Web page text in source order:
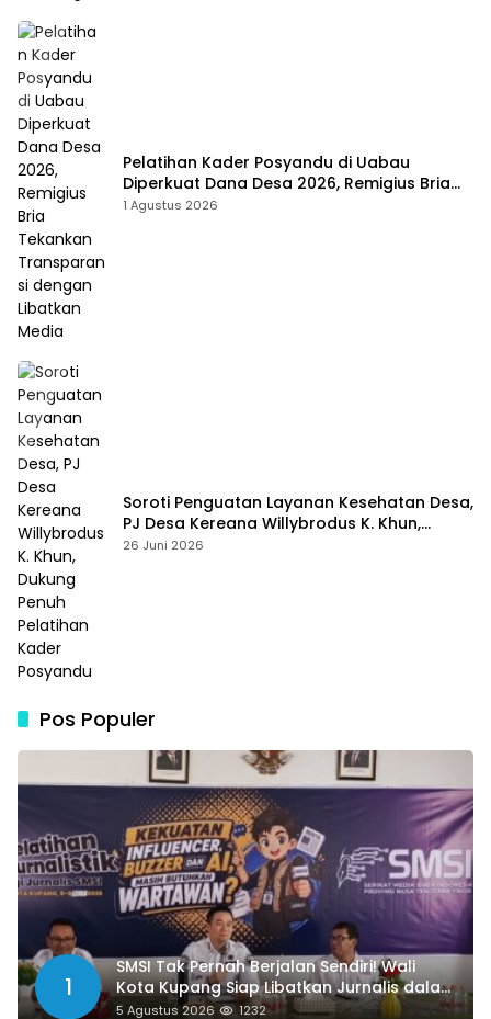
Pelatihan Kader Posyandu di Uabau
Diperkuat Dana Desa 2026, Remigius Bria
Tekankan Transparansi dengan Libatkan
1 Agustus 2026
Soroti Penguatan Layanan Kesehatan Desa,
PJ Desa Kereana Willybrodus K. Khun,
Dukung Penuh Pelatihan Kader Posyandu
26 Juni 2026
Pos Populer
1
SMSI Tak Pernah Berjalan Sendiri! Wali
Kota Kupang Siap Libatkan Jurnalis dalam
Publikasi Program Pemkot
5 Agustus 2026 1232